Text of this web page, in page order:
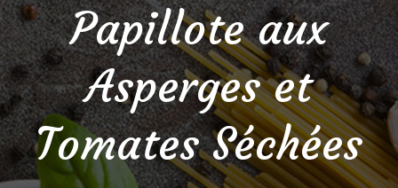
Papillote aux
Asperges et
Tomates Séchées